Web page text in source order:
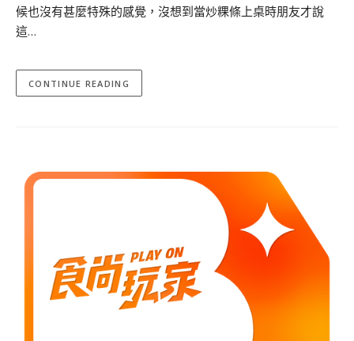
候也沒有甚麼特殊的感覺，沒想到當炒粿條上桌時朋友才說
這…
CONTINUE READING